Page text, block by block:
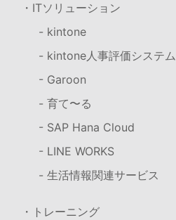
・ITソリューション
- kintone
- kintone人事評価システム
- Garoon
- 育て〜る
- SAP Hana Cloud
- LINE WORKS
- 生活情報関連サービス
・トレーニング